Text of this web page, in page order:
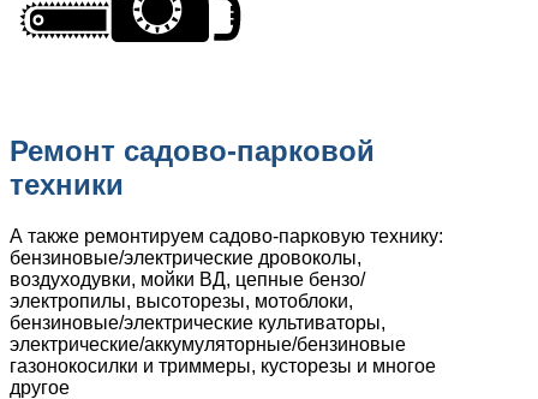
Ремонт садово-парковой
техники
А также ремонтируем садово-парковую технику:
бензиновые/электрические дровоколы,
воздуходувки, мойки ВД, цепные бензо/
электропилы, высоторезы, мотоблоки,
бензиновые/электрические культиваторы,
электрические/аккумуляторные/бензиновые
газонокосилки и триммеры, кусторезы и многое
другое